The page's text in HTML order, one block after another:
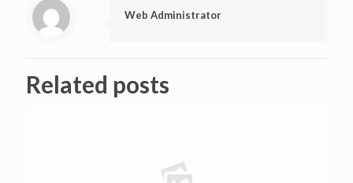
Web Administrator
Related posts